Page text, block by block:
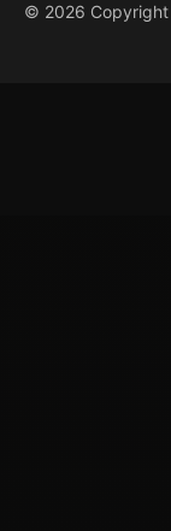
© 2026 Copyright